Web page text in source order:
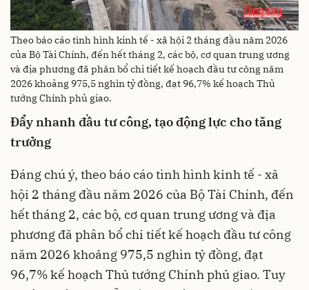
Theo báo cáo tình hình kinh tế - xã hội 2 tháng đầu năm 2026
của Bộ Tài Chính, đến hết tháng 2, các bộ, cơ quan trung ương
và địa phương đã phân bổ chi tiết kế hoạch đầu tư công năm
2026 khoảng 975,5 nghìn tỷ đồng, đạt 96,7% kế hoạch Thủ
tướng Chính phủ giao.
Đẩynhanh đầu tư công, tạo động lực cho tăng
trưởng
Đáng chú ý, theo báo cáo tình hình kinh tế - xã
hội 2 tháng đầu năm 2026 của Bộ Tài Chính, đến
hết tháng 2, các bộ, cơ quan trung ương và địa
phương đã phân bổ chi tiết kế hoạch đầu tư công
năm 2026 khoảng 975,5 nghìn tỷ đồng, đạt
96,7% kế hoạch Thủ tướng Chính phủ giao. Tuy